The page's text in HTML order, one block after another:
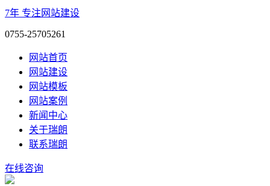
7年 专注网站建设
0755-25705261
网站首页
网站建设
网站模板
网站案例
新闻中心
关于瑞朗
联系瑞朗
在线咨询